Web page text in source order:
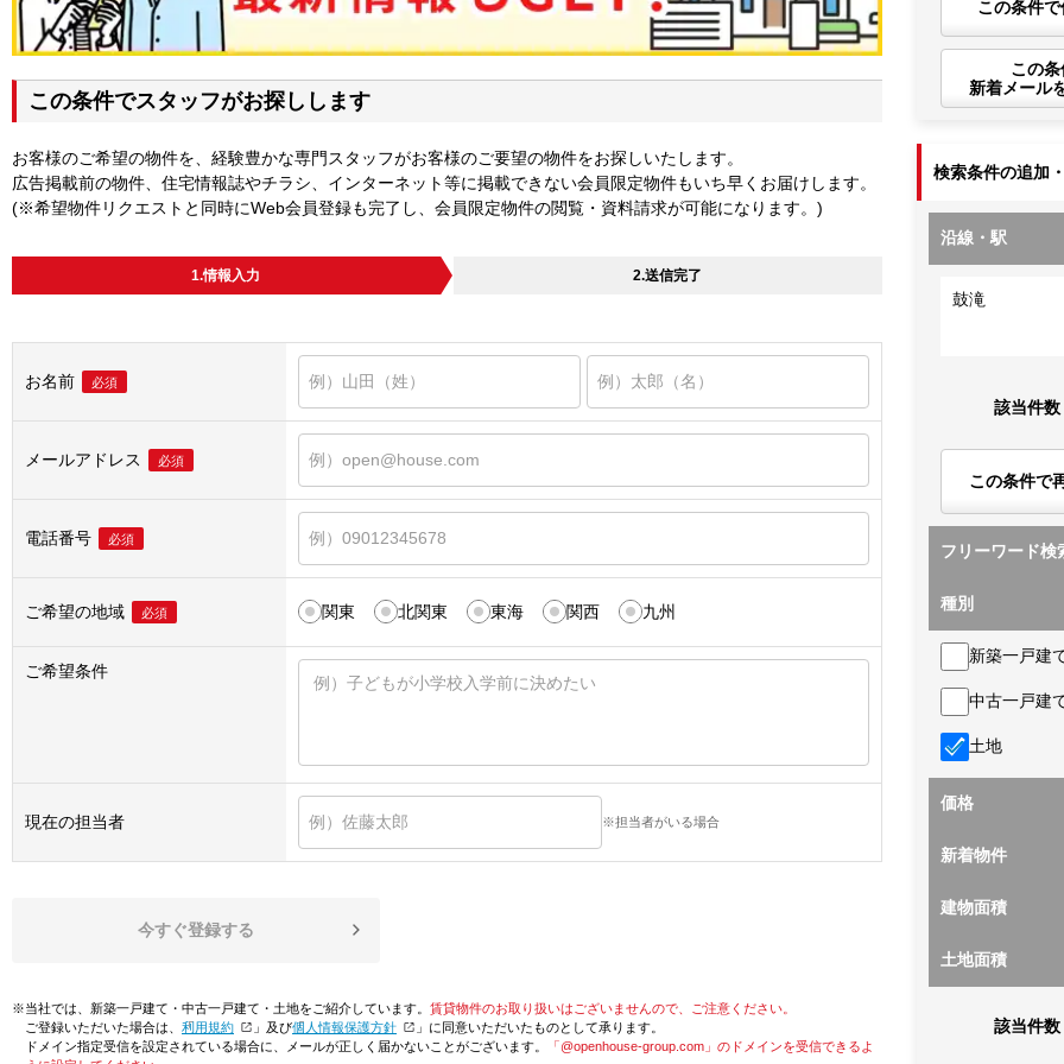
この条件でスタッフがお探しします
お客様のご希望の物件を、経験豊かな専門スタッフがお客様のご要望の物件をお探しいたします。
広告掲載前の物件、住宅情報誌やチラシ、インターネット等に掲載できない会員限定物件もいち早くお届けします。
(※希望物件リクエストと同時にWeb会員登録も完了し、会員限定物件の閲覧・資料請求が可能になります。)
1.情報入力 2.送信完了
お名前 必須
メールアドレス 必須
電話番号 必須
ご希望の地域 必須 関東 北関東 東海 関西 九州
ご希望条件
現在の担当者 ※担当者がいる場合
今すぐ登録する
※当社では、新築一戸建て・中古一戸建て・土地をご紹介しています。 賃貸物件のお取り扱いはございませんので、ご注意ください。
ご登録いただいた場合は、「利用規約 」及び「個人情報保護方針
」に同意いただいたものとして承ります。
ドメイン指定受信を設定されている場合に、メールが正しく届かないことがございます。
「@openhouse-group.com」のドメインを受信できるよ
この条件
この
新着メール
検索条件の追加
沿線・駅
鼓滝
該当件数
この条件で
フリーワード検
種別
新築一戸建
中古一戸建
土地
価格
新着物件
建物面積
土地面積
該当件数